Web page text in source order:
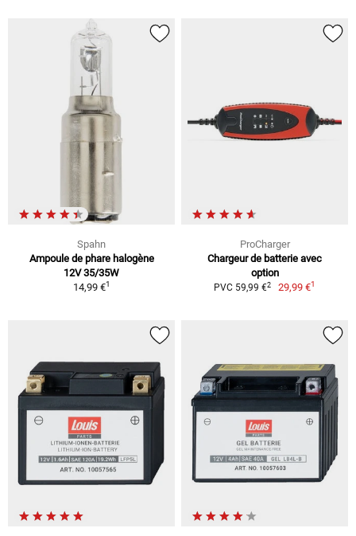
Spahn
Ampoule de phare halogène
12V 35/35W
14,99 €1
ProCharger
Chargeur de batterie avec
option
PVC 59,99 €2 29,99 €1